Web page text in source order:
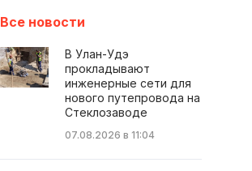
Все новости
В Улан-Удэ
прокладывают
инженерные сети для
нового путепровода на
Стеклозаводе
07.08.2026 в 11:04